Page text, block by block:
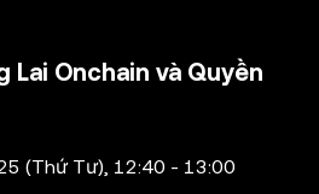
Lai Onchain và Quyền
(Thứ Tư), 12:40 - 13:00